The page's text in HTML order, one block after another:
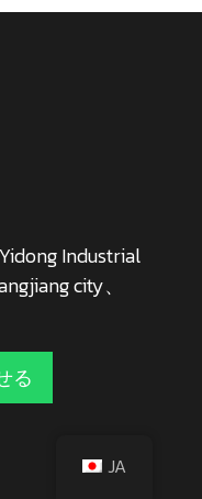
Industrial
city、
る
JA